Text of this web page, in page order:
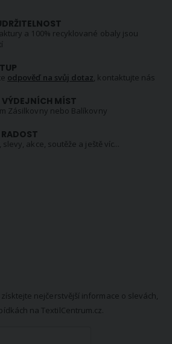
a 100% recyklované obaly jsou
odpověď na svůj dotaz, kontaktujte nás
VÝDEJNÍCH MÍST
Zásilkovny nebo Balíkovny
akce, soutěže a ještě víc...
nejčerstvější informace o slevách,
na TextilCentrum.cz.